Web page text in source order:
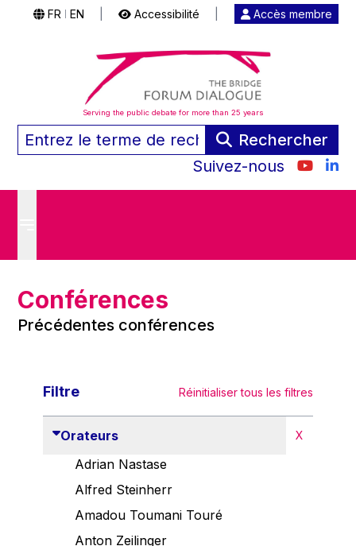
FR EN Accessibilité Accès membre
Serving the public debate for more than 25 years
Rechercher
Suivez-nous
Conférences
Précédentes conférences
Filtre Réinitialiser tous les filtres
Orateurs X
Adrian Nastase
Alfred Steinherr
Amadou Toumani Touré
Anton Zeilinger